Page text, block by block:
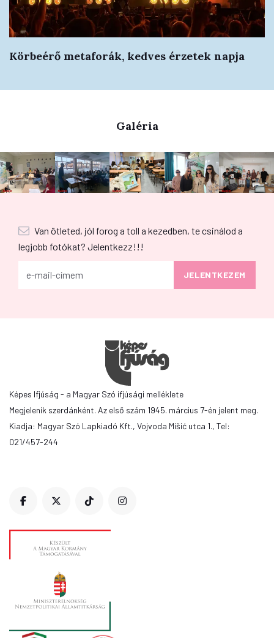
Körbeérő metaforák, kedves érzetek napja
Galéria
Van ötleted, jól forog a toll a kezedben, te csinálod a
legjobb fotókat? Jelentkezz!!!
Képes Ifjúság - a Magyar Szó ifjúsági melléklete
Megjelenik szerdánként. Az első szám 1945. március 7-én jelent meg.
Kiadja: Magyar Szó Lapkiadó Kft., Vojvoda Mišić utca 1., Tel:
021/457-244